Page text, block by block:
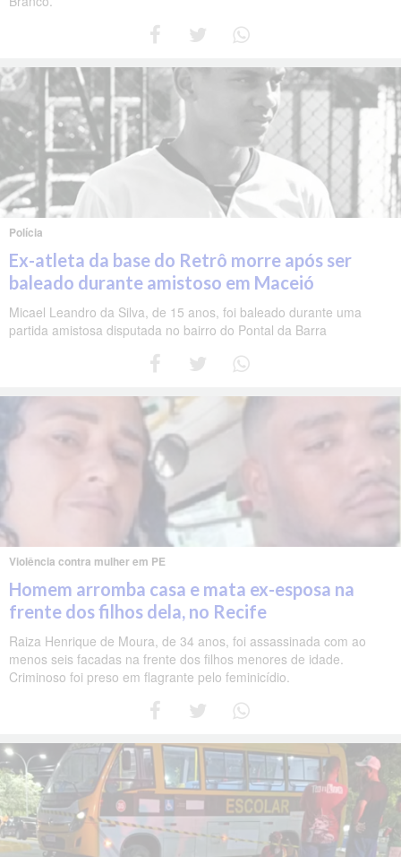
Polícia
Ex-atleta da base do Retrô morre após ser
baleado durante amistoso em Maceió
Micael Leandro da Silva, de 15 anos, foi baleado durante uma
partida amistosa disputada no bairro do Pontal da Barra
Violência contra mulher em PE
Homem arromba casa e mata ex-esposa na
frente dos filhos dela, no Recife
Raiza Henrique de Moura, de 34 anos, foi assassinada com ao
menos seis facadas na frente dos filhos menores de idade.
Criminoso foi preso em flagrante pelo feminicídio.